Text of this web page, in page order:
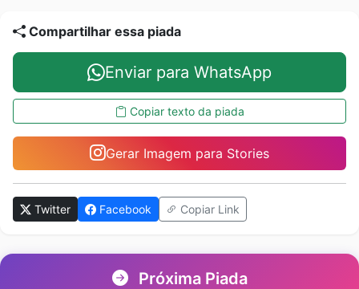
Compartilhar essa piada
Enviar para WhatsApp
Copiar texto da piada
Gerar Imagem para Stories
Twitter Facebook Copiar Link
Próxima Piada